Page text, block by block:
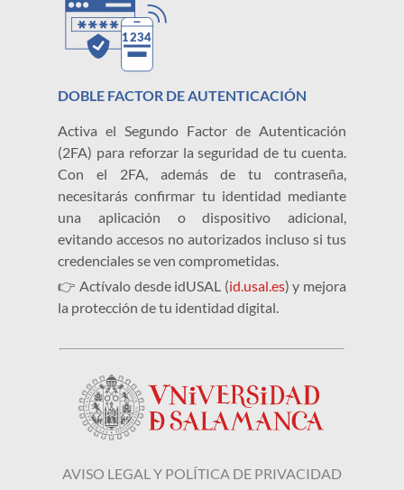
DOBLE FACTOR DE AUTENTICACIÓN
Activa el Segundo Factor de Autenticación
(2FA) para reforzar la seguridad de tu cuenta.
Con el 2FA, además de tu contraseña,
necesitarás confirmar tu identidad mediante
una aplicación o dispositivo adicional,
evitando accesos no autorizados incluso si tus
credenciales se ven comprometidas.
👉 Actívalo desde idUSAL (id.usal.es) y mejora
la protección de tu identidad digital.
AVISO LEGAL Y POLÍTICA DE PRIVACIDAD